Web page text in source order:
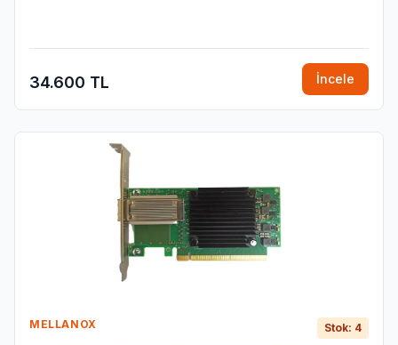
34.600 TL İncele
MELLANOX Stok: 4